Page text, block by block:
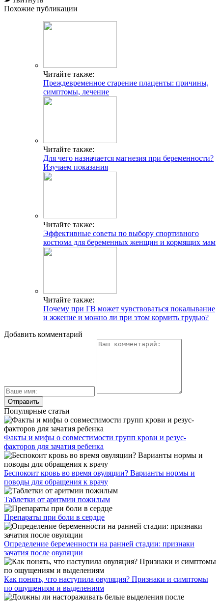
Похожие публикации
Читайте также:
Преждевременное старение плаценты: причины,
симптомы, лечение
Читайте также:
Для чего назначается магнезия при беременности?
Изучаем показания
Читайте также:
Эффективные советы по выбору спортивного
костюма для беременных женщин и кормящих мам
Читайте также:
Почему при ГВ может чувствоваться покалывание
и жжение и можно ли при этом кормить грудью?
Добавить комментарий
Популярные статьи
Факты и мифы о совместимости групп крови и резус-
факторов для зачатия ребенка
Беспокоит кровь во время овуляции? Варианты нормы и
поводы для обращения к врачу
Таблетки от аритмии пожилым
Препараты при боли в сердце
Определение беременности на ранней стадии: признаки
зачатия после овуляции
Как понять, что наступила овуляция? Признаки и симптомы
по ощущениям и выделениям